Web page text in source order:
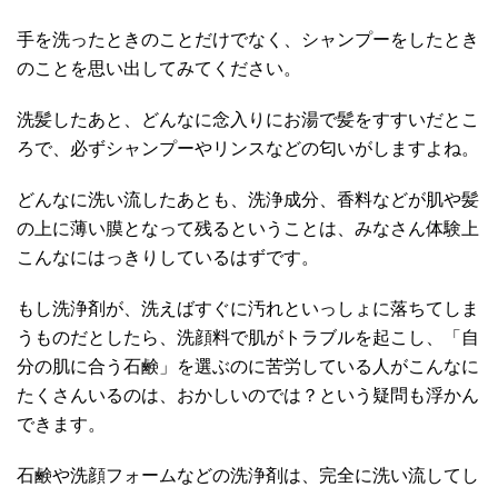
手を洗ったときのことだけでなく、シャンプーをしたとき
のことを思い出してみてください。
洗髪したあと、どんなに念入りにお湯で髪をすすいだとこ
ろで、必ずシャンプーやリンスなどの匂いがしますよね。
どんなに洗い流したあとも、洗浄成分、香料などが肌や髪
の上に薄い膜となって残るということは、みなさん体験上
こんなにはっきりしているはずです。
もし洗浄剤が、洗えばすぐに汚れといっしょに落ちてしま
うものだとしたら、洗顔料で肌がトラブルを起こし、「自
分の肌に合う石鹸」を選ぶのに苦労している人がこんなに
たくさんいるのは、おかしいのでは？という疑問も浮かん
できます。
石鹸や洗顔フォームなどの洗浄剤は、完全に洗い流してし